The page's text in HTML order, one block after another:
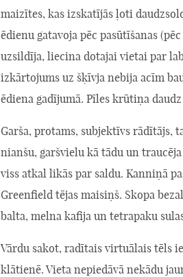
maizītes, kas izskatījās ļoti
ēdienu gatavoja pēc pasūtīšanas
uzsildīja, liecina dotajai vietai par
izkārtojums uz šķīvja nebija acīm
ēdiena gadījumā. Pīles krūtiņa
Garša, protams, subjektīvs rādītājs,
nianšu, garšvielu kā tādu un
viss atkal likās par saldu. Kanniņā
Greenfield tējas maisiņš. Skopa
balta, melna kafija un tetrapaku
Vārdu sakot, radītais virtuālais tēls
klātienē. Vieta nepiedāvā nekādu